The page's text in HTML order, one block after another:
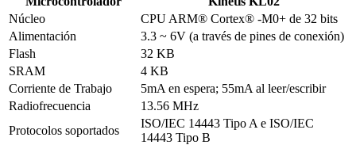
Núcleo
CPU ARM® Cortex® -M0+ de 32 bits
Alimentación
3.3 ~ 6V (a través de pines de conexión)
Flash
32 KB
SRAM
4 KB
Corriente de Trabajo
5mA en espera; 55mA al leer/escribir
Radiofrecuencia
13.56 MHz
Protocolos soportados
ISO/IEC 14443 Tipo A e ISO/IEC
14443 Tipo B